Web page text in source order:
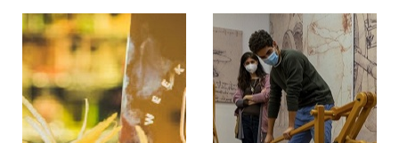
discontinua e
enza […]
che coinvolge […]